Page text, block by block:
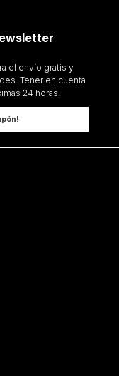
el envío gratis y
Tener en cuenta
24 horas.